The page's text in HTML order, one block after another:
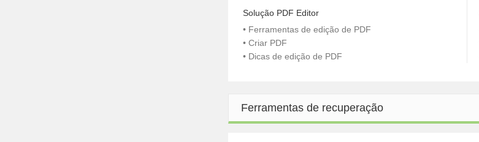
Solução PDF Editor
• Ferramentas de edição de PDF
• Criar PDF
• Dicas de edição de PDF
Ferramentas de recuperação